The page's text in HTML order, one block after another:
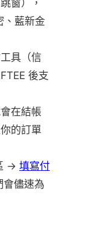
窗），
、藍新金
具（信
後支
在結帳
的訂單
→ 填寫付
會儘速為